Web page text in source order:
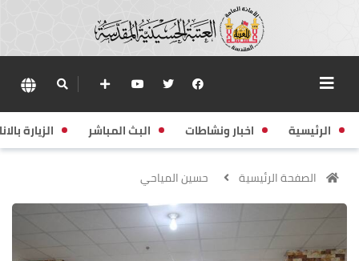
الرئيسية اخبار ونشاطات البث المباشر الزيارة
الصفحة الرئيسية حسين المياحي